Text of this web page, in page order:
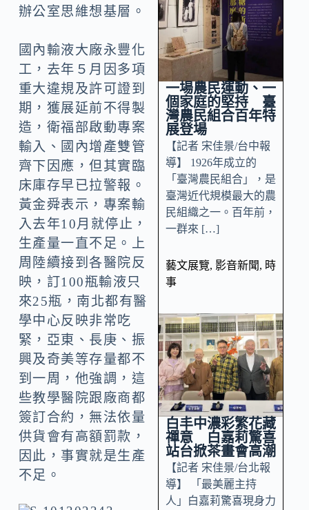
辦公室思維想基層。
國內輸液大廠永豐化
工，去年５月因多項
重大違規及許可證到
期，獲展延前不得製
造，衛福部啟動專案
輸入、國內增產雙管
齊下因應，但其實臨
床庫存早已拉警報。
黃金舜表示，專案輸
入去年10月就停止，
生產量一直不足。上
周陸續接到各醫院反
映，訂100瓶輸液只
來25瓶，南北都有醫
學中心反映非常吃
緊，亞東、長庚、振
興及奇美等存量都不
到一周，他強調，這
些教學醫院跟廠商都
簽訂合約，無法依量
供貨會有高額罰款，
因此，事實就是生產
不足。
一場農民運動、一
個家庭的堅持 臺
灣農民組合百年特
展登場
【記者 宋佳景/台中報
導】 1926年成立的
「臺灣農民組合」，是
臺灣近代規模最大的農
民組織之一。百年前，
一群來 […]
藝文展覽, 影音新聞, 時
事
白丰中濃彩繁花藏
禪意 白嘉莉驚喜
站台掀茶畫會高潮
【記者 宋佳景/台北報
導】 「最美麗主持
人」白嘉莉驚喜現身力